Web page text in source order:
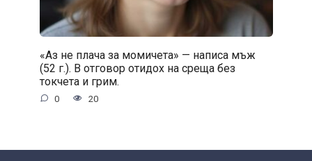
«Аз не плача за момичета» — написа мъж
(52 г.). В отговор отидох на среща без
токчета и грим.
0 20